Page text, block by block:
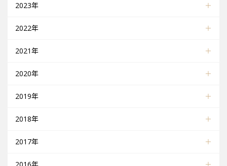
2023年
2022年
2021年
2020年
2019年
2018年
2017年